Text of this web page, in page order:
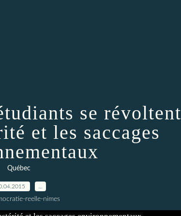
se révoltent
et les saccages
Québec
reelle-nimes